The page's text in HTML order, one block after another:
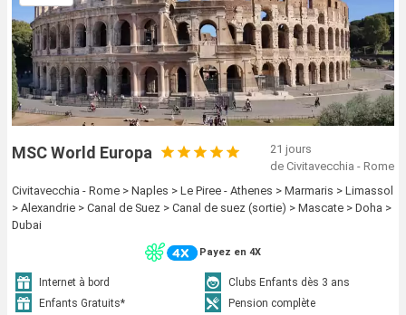
MSC World Europa
21 jours
de Civitavecchia - Rome
Civitavecchia - Rome > Naples > Le Piree - Athenes > Marmaris > Limassol
> Alexandrie > Canal de Suez > Canal de suez (sortie) > Mascate > Doha >
Dubai
Payez en 4X
Internet à bord
Clubs Enfants dès 3 ans
Enfants Gratuits*
Pension complète